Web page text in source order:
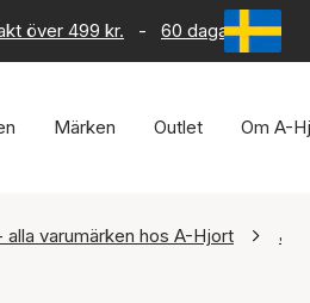
över 499 kr. - 60 dagars
Märken Outlet Om A-
alla varumärken hos A-Hjort